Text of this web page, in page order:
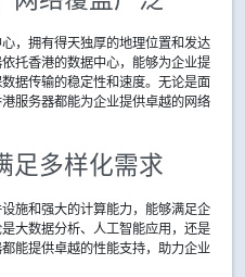
，拥有得天独厚的地理位置和发达
托香港的数据中心，能够为企业提
据传输的稳定性和速度。无论是面
服务器都能为企业提供卓越的网络
多样化需求
施和强大的计算能力，能够满足企
大数据分析、人工智能应用，还是
能提供卓越的性能支持，助力企业